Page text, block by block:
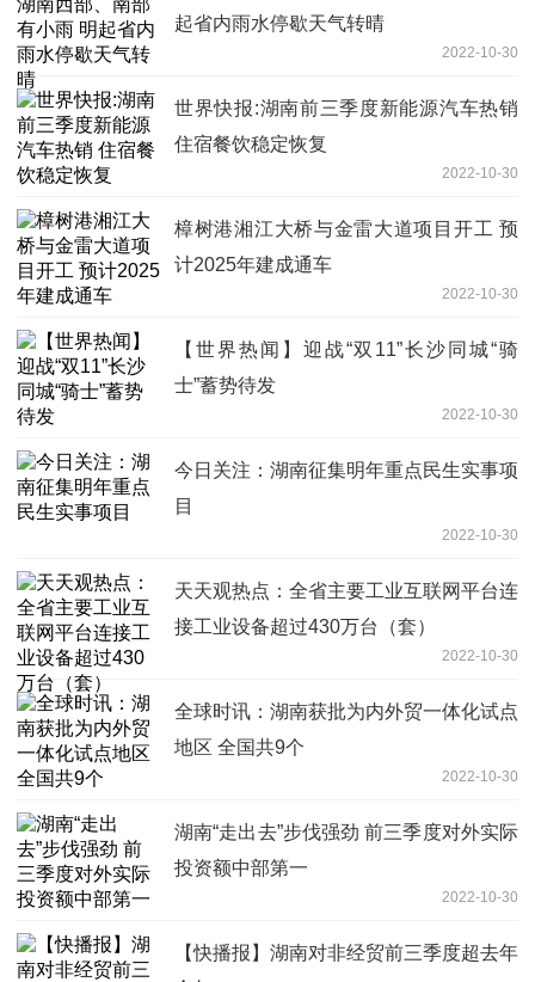
起省内雨水停歇天气转晴
2022-10-30
世界快报:湖南前三季度新能源汽车热销
住宿餐饮稳定恢复
2022-10-30
樟树港湘江大桥与金雷大道项目开工 预
计2025年建成通车
2022-10-30
【世界热闻】迎战“双11”长沙同城“骑
士”蓄势待发
2022-10-30
今日关注：湖南征集明年重点民生实事项
目
2022-10-30
天天观热点：全省主要工业互联网平台连
接工业设备超过430万台（套）
2022-10-30
全球时讯：湖南获批为内外贸一体化试点
地区 全国共9个
2022-10-30
湖南“走出去”步伐强劲 前三季度对外实际
投资额中部第一
2022-10-30
【快播报】湖南对非经贸前三季度超去年